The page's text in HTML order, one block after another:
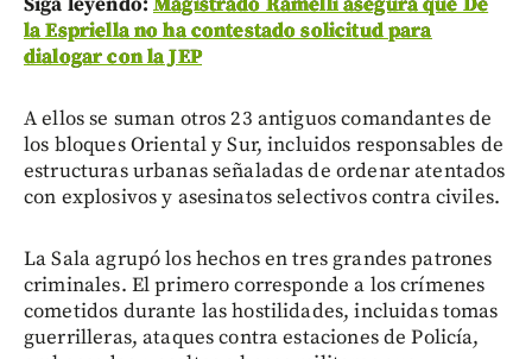
la Espriella no ha contestado solicitud para
dialogar con la JEP
A ellos se suman otros 23 antiguos comandantes de
los bloques Oriental y Sur, incluidos responsables de
estructuras urbanas señaladas de ordenar atentados
con explosivos y asesinatos selectivos contra civiles.
La Sala agrupó los hechos en tres grandes patrones
criminales. El primero corresponde a los crímenes
cometidos durante las hostilidades, incluidas tomas
guerrilleras, ataques contra estaciones de Policía,